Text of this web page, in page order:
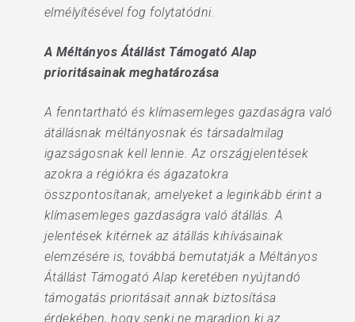
elmélyítésével fog folytatódni.
A Méltányos Átállást Támogató Alap
prioritásainak meghatározása
A fenntartható és klímasemleges gazdaságra való
átállásnak méltányosnak és társadalmilag
igazságosnak kell lennie. Az országjelentések
azokra a régiókra és ágazatokra
összpontosítanak, amelyeket a leginkább érint a
klímasemleges gazdaságra való átállás. A
jelentések kitérnek az átállás kihívásainak
elemzésére is, továbbá bemutatják a Méltányos
Átállást Támogató Alap keretében nyújtandó
támogatás prioritásait annak biztosítása
érdekében, hogy senki ne maradjon ki az